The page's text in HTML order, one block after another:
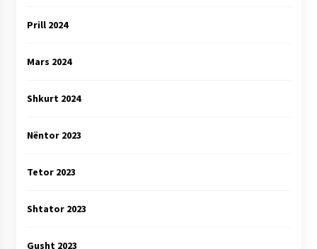
Prill 2024
Mars 2024
Shkurt 2024
Nëntor 2023
Tetor 2023
Shtator 2023
Gusht 2023